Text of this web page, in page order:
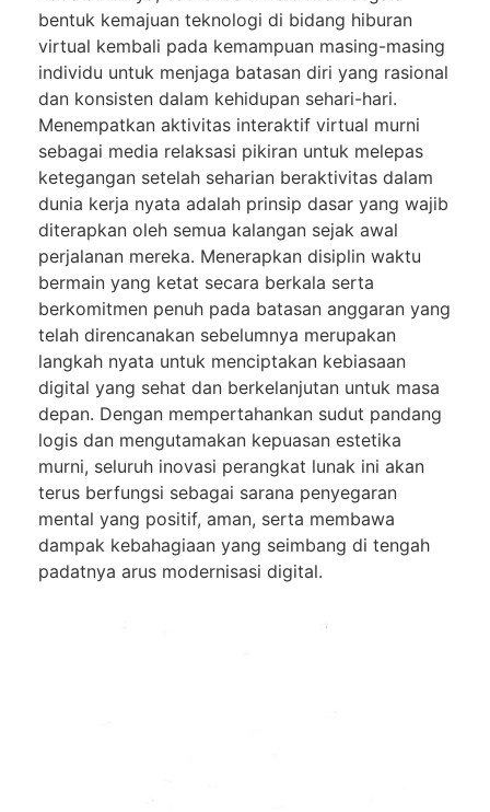
bentuk kemajuan teknologi di bidang hiburan
virtual kembali pada kemampuan masing-masing
individu untuk menjaga batasan diri yang rasional
dan konsisten dalam kehidupan sehari-hari.
Menempatkan aktivitas interaktif virtual murni
sebagai media relaksasi pikiran untuk melepas
ketegangan setelah seharian beraktivitas dalam
dunia kerja nyata adalah prinsip dasar yang wajib
diterapkan oleh semua kalangan sejak awal
perjalanan mereka. Menerapkan disiplin waktu
bermain yang ketat secara berkala serta
berkomitmen penuh pada batasan anggaran yang
telah direncanakan sebelumnya merupakan
langkah nyata untuk menciptakan kebiasaan
digital yang sehat dan berkelanjutan untuk masa
depan. Dengan mempertahankan sudut pandang
logis dan mengutamakan kepuasan estetika
murni, seluruh inovasi perangkat lunak ini akan
terus berfungsi sebagai sarana penyegaran
mental yang positif, aman, serta membawa
dampak kebahagiaan yang seimbang di tengah
padatnya arus modernisasi digital.